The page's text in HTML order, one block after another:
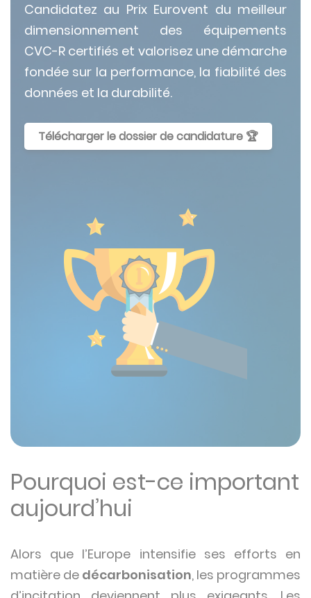
Candidatez au Prix Eurovent du meilleur
dimensionnement des équipements
CVC-R certifiés et valorisez une démarche
fondée sur la performance, la fiabilité des
données et la durabilité.
Télécharger le dossier de candidature 🏆
Pourquoi est-ce important
aujourd’hui
Alors que l’Europe intensifie ses efforts en
matière de décarbonisation, les programmes